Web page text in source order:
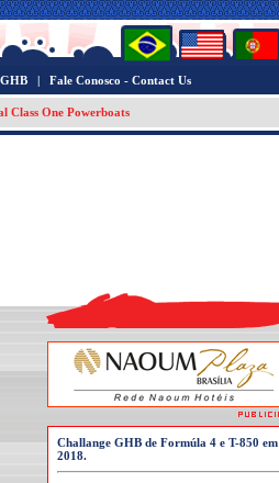
| Fale Conosco - Contact Us
Class One Powerboats
Challange GHB de Formúla 4 e T-850 em
2018.